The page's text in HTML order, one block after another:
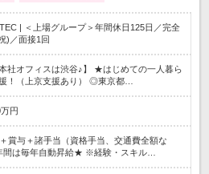
| ＜上場グループ＞年間休日125日／完全
)／面接1回
本社オフィスは渋谷♪】 ★はじめての一人暮ら
！（上京支援あり） ◎東京都…
円
賞与＋諸手当（資格手当、交通費全額な
間は毎年自動昇給★ ※経験・スキル…